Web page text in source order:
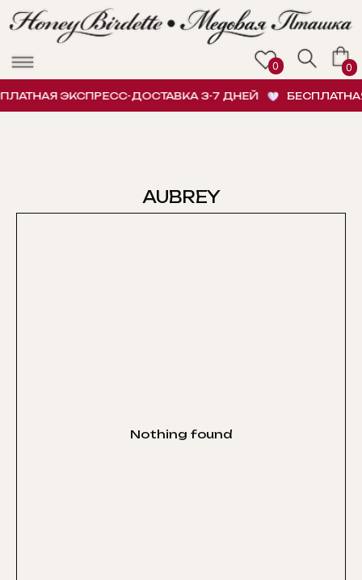
ЭКСПРЕСС-ДОСТАВКА 3-7 ДНЕЙ
AUBREY
Nothing found